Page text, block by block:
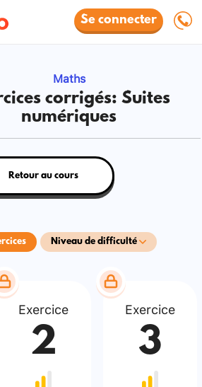
Se connecter
Maths
corrigés: Suites
numériques
Niveau de difficulté
Retour au cours
Exercice
2
Exercice
3